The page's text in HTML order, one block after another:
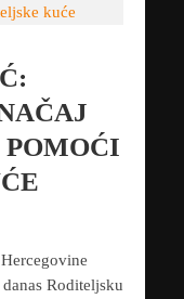
Roditeljsku